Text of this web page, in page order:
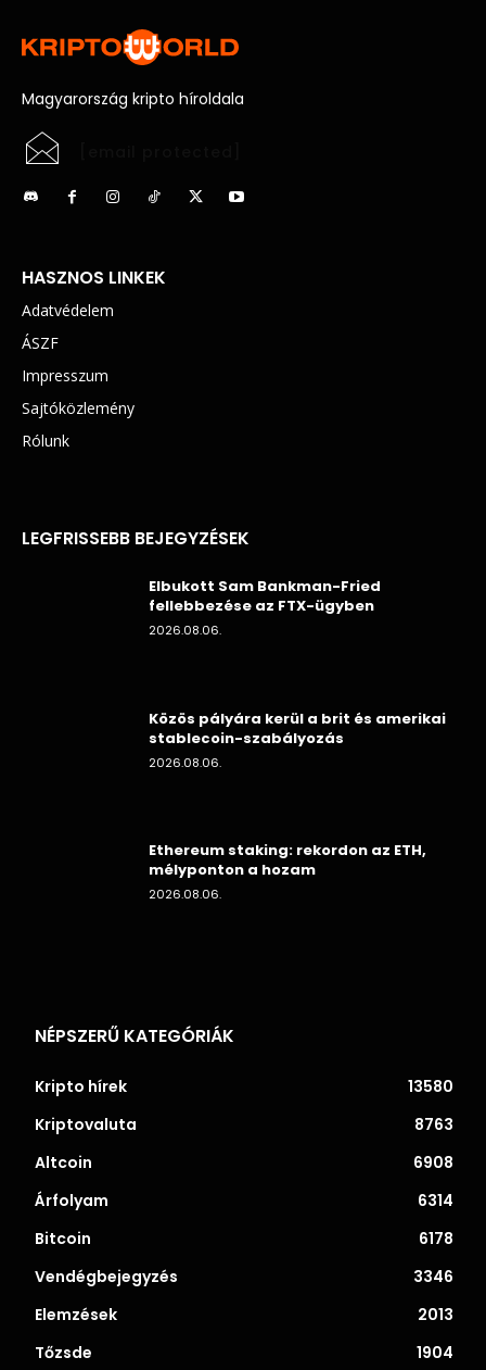
Magyarország kripto híroldala
HASZNOS LINKEK
Adatvédelem
ÁSZF
Impresszum
Sajtóközlemény
Rólunk
LEGFRISSEBB BEJEGYZÉSEK
Elbukott Sam Bankman-Fried
fellebbezése az FTX-ügyben
2026.08.06.
Közös pályára kerül a brit és amerikai
stablecoin-szabályozás
2026.08.06.
Ethereum staking: rekordon az ETH,
mélyponton a hozam
2026.08.06.
NÉPSZERŰ KATEGÓRIÁK
Kripto hírek
13580
Kriptovaluta
8763
Altcoin
6908
Árfolyam
6314
Bitcoin
6178
Vendégbejegyzés
3346
Elemzések
2013
Tőzsde
1904